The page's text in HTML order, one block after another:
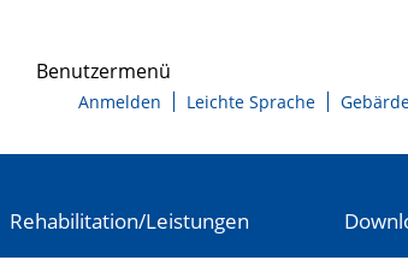
Benutzermenü
Anmelden Leichte Sprache
Rehabilitation/Leistungen